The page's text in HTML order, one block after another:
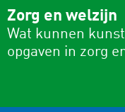
Zorg en welzijn
Wat kunnen
opgaven in zorg